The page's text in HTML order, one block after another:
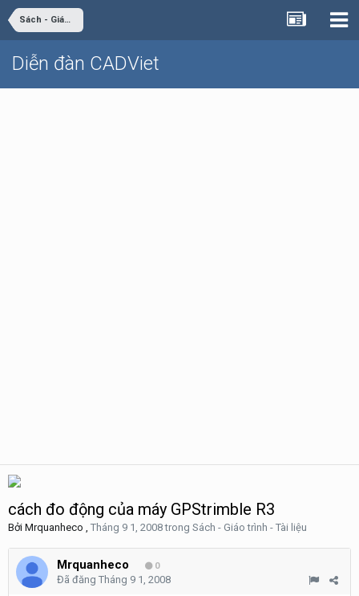
Sách - Giáo trình - Tài liệu
Diễn đàn CADViet
cách đo động của máy GPStrimble R3
Bởi Mrquanheco , Tháng 9 1, 2008trong Sách - Giáo trình - Tài liệu
Mrquanheco 0
Đã đăng Tháng 9 1, 2008